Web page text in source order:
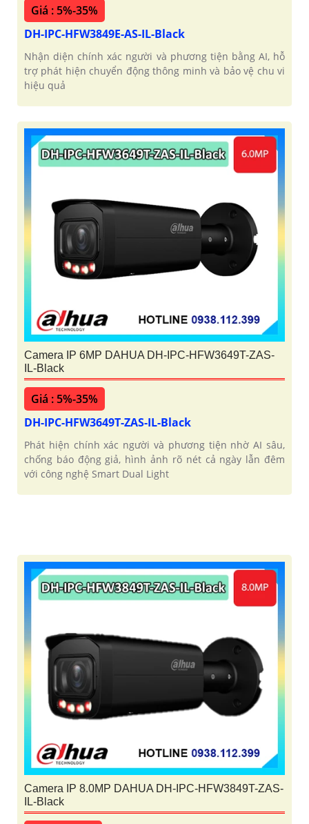
Giá : 5%-35%
DH-IPC-HFW3849E-AS-IL-Black
Nhận diện chính xác người và phương tiện bằng AI, hỗ
trợ phát hiện chuyển động thông minh và bảo vệ chu vi
hiệu quả
Camera IP 6MP DAHUA DH-IPC-HFW3649T-ZAS-
IL-Black
Giá : 5%-35%
DH-IPC-HFW3649T-ZAS-IL-Black
Phát hiện chính xác người và phương tiện nhờ AI sâu,
chống báo động giả, hình ảnh rõ nét cả ngày lẫn đêm
với công nghệ Smart Dual Light
Camera IP 8.0MP DAHUA DH-IPC-HFW3849T-ZAS-
IL-Black